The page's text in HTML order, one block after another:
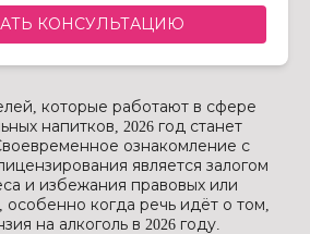
КОНСУЛЬТАЦИЮ
которые работают в сфере
напитков, 2026 год станет
ознакомление с
является залогом
и избежания правовых или
особенно когда речь идёт о том,
на алкоголь в 2026 году.